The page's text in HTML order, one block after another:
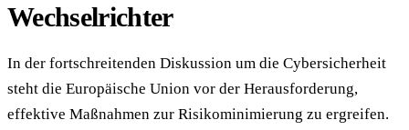
Wechselrichter
In der fortschreitenden Diskussion um die Cybersicherheit
steht die Europäische Union vor der Herausforderung,
effektive Maßnahmen zur Risikominimierung zu ergreifen.